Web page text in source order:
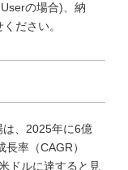
の場合)、納
ださい。
、2025年に6億
率（CAGR）
ドルに達すると見